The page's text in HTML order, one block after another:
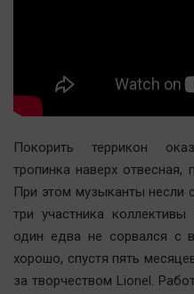
Online-консультация
Актуальная тема
Афиша
Блогеркуль
Быстрый медиазавод
Вкусное
Гороскоп
Покорить террикон
тропинка наверх
При этом музыканты несли
три участника
один едва не сорвался с
хорошо, спустя пять
за творчеством Lionel.